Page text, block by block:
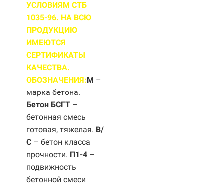
УСЛОВИЯМ СТБ
1035-96. НА ВСЮ
ПРОДУКЦИЮ
ИМЕЮТСЯ
СЕРТИФИКАТЫ
КАЧЕСТВА.
ОБОЗНАЧЕНИЯ:М –
марка бетона.
Бетон БСГТ –
бетонная смесь
готовая, тяжелая. B/
С – бетон класса
прочности. П1-4 –
подвижность
бетонной смеси